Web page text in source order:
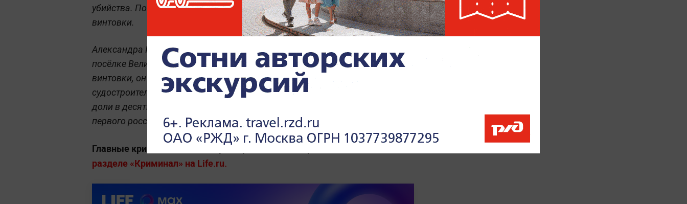
убийства. По версии СК, Надирбегов стрелял в Петрова из снайперской
винтовки.
Александра Петрова убили 24 октября 2020 года в его загородном доме в
посёлке Великое под Выборгом. В него выстрелили из снайперской
винтовки, он скончался на месте. Петров был совладельцем
судостроительного завода и топливной компании в Выборге, а также имел
доли в десятках других компаний. Он был отцом Виталия Петрова —
первого российского пилота «Формулы-1».
Главные криминальные истории, громкие дела и расследования —
разделе «Криминал» на Life.ru.